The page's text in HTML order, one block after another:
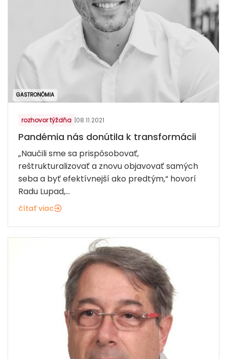
GASTRONÓMIA
rozhovor týždňa |08.11.2021
Pandémia nás donútila k transformácii
„Naučili sme sa prispôsobovať,
reštrukturalizovať a znovu objavovať samých
seba a byť efektívnejší ako predtým,“ hovorí
Radu Lupad,...
čítať viac